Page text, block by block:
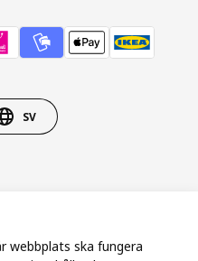
SV
webbplats ska fungera